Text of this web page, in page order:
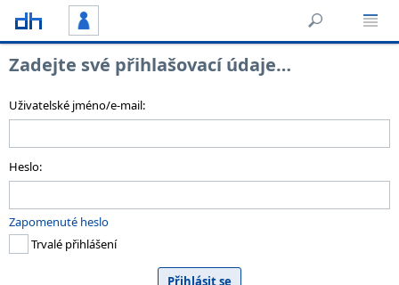
Zadejte své přihlašovací údaje…
Uživatelské jméno/e-mail:
Heslo:
Zapomenuté heslo
Trvalé přihlášení